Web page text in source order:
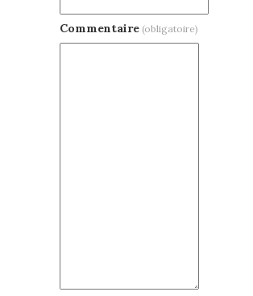
Commentaire (obligatoire)